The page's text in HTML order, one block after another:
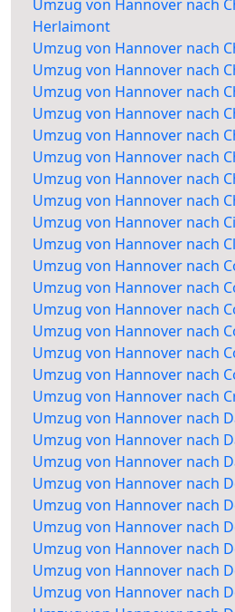
Umzug von Hannover nach
Herlaimont
Umzug von Hannover nach
Umzug von Hannover nach
Umzug von Hannover nach
Umzug von Hannover nach
Umzug von Hannover nach
Umzug von Hannover nach
Umzug von Hannover nach
Umzug von Hannover nach
Umzug von Hannover nach
Umzug von Hannover nach
Umzug von Hannover nach
Umzug von Hannover nach
Umzug von Hannover nach
Umzug von Hannover nach
Umzug von Hannover nach
Umzug von Hannover nach
Umzug von Hannover nach
Umzug von Hannover nach
Umzug von Hannover nach
Umzug von Hannover nach
Umzug von Hannover nach
Umzug von Hannover nach
Umzug von Hannover nach
Umzug von Hannover nach
Umzug von Hannover nach
Umzug von Hannover nach